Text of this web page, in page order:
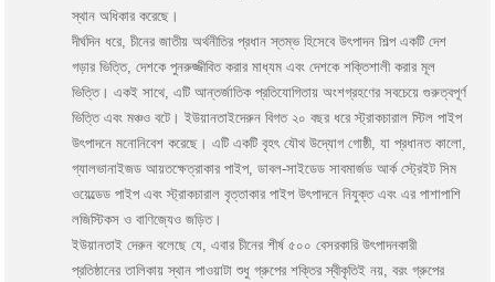
স্থান অধিকার করেছে।
দীর্ঘদিন ধরে, চীনের জাতীয় অর্থনীতির প্রধান স্তম্ভ হিসেবে উৎপাদন শিল্প একটি দেশ
গড়ার ভিত্তি, দেশকে পুনরুজ্জীবিত করার মাধ্যম এবং দেশকে শক্তিশালী করার মূল
ভিত্তি। একই সাথে, এটি আন্তর্জাতিক প্রতিযোগিতায় অংশগ্রহণের সবচেয়ে গুরুত্বপূর্ণ
ভিত্তি এবং মঞ্চও বটে। ইউয়ানতাইদেরুন বিগত ২০ বছর ধরে স্ট্রাকচারাল স্টিল পাইপ
উৎপাদনে মনোনিবেশ করেছে। এটি একটি বৃহৎ যৌথ উদ্যোগ গোষ্ঠী, যা প্রধানত কালো,
গ্যালভানাইজড আয়তক্ষেত্রাকার পাইপ, ডাবল-সাইডেড সাবমার্জড আর্ক স্ট্রেইট সিম
ওয়েল্ডেড পাইপ এবং স্ট্রাকচারাল বৃত্তাকার পাইপ উৎপাদনে নিযুক্ত এবং এর পাশাপাশি
লজিস্টিকস ও বাণিজ্যেও জড়িত।
ইউয়ানতাই দেরুন বলেছে যে, এবার চীনের শীর্ষ ৫০০ বেসরকারি উৎপাদনকারী
প্রতিষ্ঠানের তালিকায় স্থান পাওয়াটা শুধু গ্রুপের শক্তির স্বীকৃতিই নয়, বরং গ্রুপের